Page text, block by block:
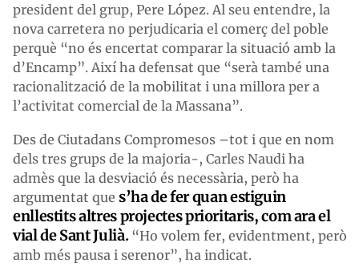
president del grup, Pere López. Al seu entendre, la
nova carretera no perjudicaria el comerç del poble
perquè “no és encertat comparar la situació amb la
d’Encamp”. Així ha defensat que “serà també una
racionalització de la mobilitat i una millora per a
l’activitat comercial de la Massana”.
Des de Ciutadans Compromesos –tot i que en nom
dels tres grups de la majoria-, Carles Naudi ha
admès que la desviació és necessària, però ha
argumentat que s’ha de fer quan estiguin
enllestits altres projectes prioritaris, com ara el
vial de Sant Julià. “Ho volem fer, evidentment, però
amb més pausa i serenor”, ha indicat.